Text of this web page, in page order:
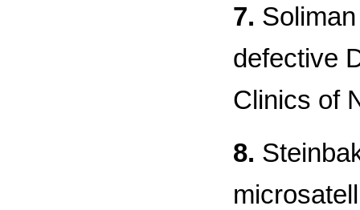
7.
defective
Сlinics of
8.